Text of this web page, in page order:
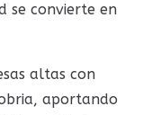
se convierte en
altas con
aportando